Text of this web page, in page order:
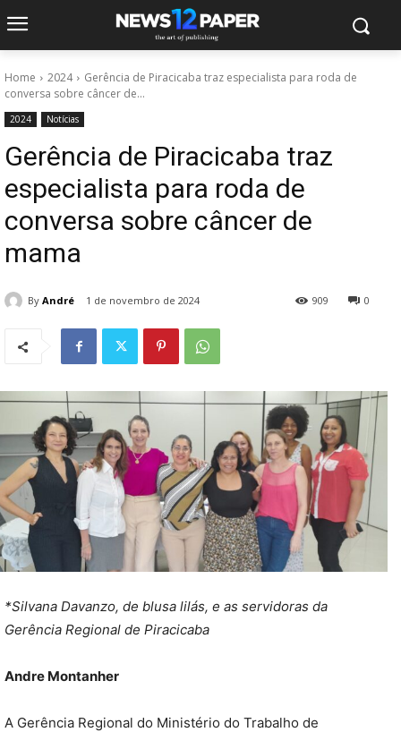
Home 2024
Gerência de Piracicaba traz especialista para roda de
conversa sobre câncer de...
2024 Notícias
Gerência de Piracicaba traz
especialista para roda de
conversa sobre câncer de
mama
By André 1 de novembro de 2024 0
909
*Silvana Davanzo, de blusa lilás, e as servidoras da
Gerência Regional de Piracicaba
Andre Montanher
A Gerência Regional do Ministério do Trabalho de